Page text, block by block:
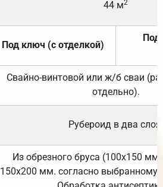
44 м2
Под ключ (с отделкой)
Под
Свайно-винтовой или ж/б сваи
отдельно).
Рубероид в два слоя.
Из обрезного бруса (100х150
150х200 мм. согласно выбранному